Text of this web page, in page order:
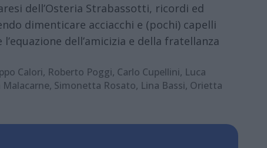
dell’Osteria Strabassotti, ricordi ed
dimenticare acciacchi e (pochi) capelli
dell’amicizia e della fratellanza
Calori, Roberto Poggi, Carlo Cupellini, Luca
Simonetta Rosato, Lina Bassi, Orietta